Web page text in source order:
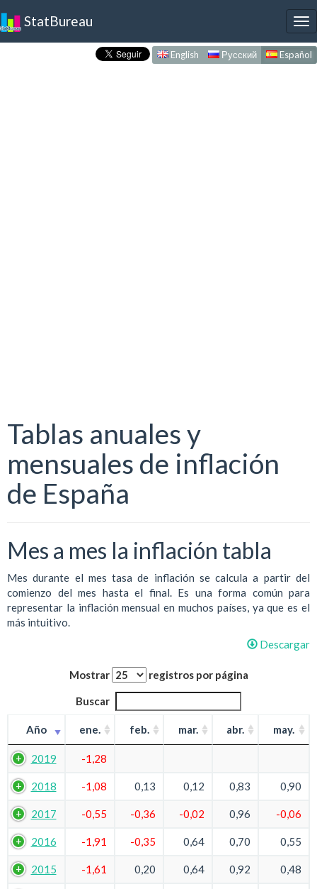
StatBureau
English Русский Español
Tablas anuales y
mensuales de inflación
de España
Mes a mes la inflación tabla
Mes durante el mes tasa de inflación se calcula a partir del
comienzo del mes hasta el final. Es una forma común para
representar la inflación mensual en muchos países, ya que es el
más intuitivo.
Descargar
Mostrar registros por página
Buscar
Año ene. feb. mar. abr. may.
2019 -1,28
2018 -1,08 0,13 0,12 0,83 0,90
2017 -0,55 -0,36 -0,02 0,96 -0,06
2016 -1,91 -0,35 0,64 0,70 0,55
2015 -1,61 0,20 0,64 0,92 0,48